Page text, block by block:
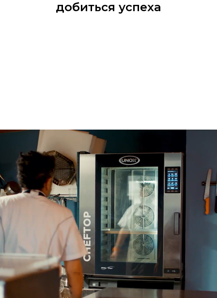
добиться успеха